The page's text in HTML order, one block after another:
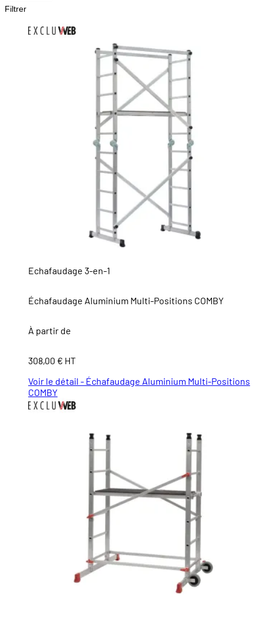
Filtrer
Echafaudage 3-en-1
Échafaudage Aluminium Multi-Positions COMBY
À partir de
308,00 € HT
Voir le détail - Échafaudage Aluminium Multi-Positions
COMBY